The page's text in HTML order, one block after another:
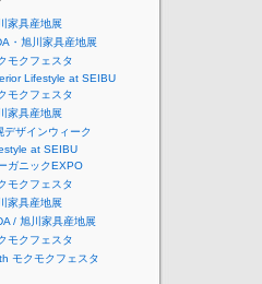
家具産地展
・旭川家具産地展
モクフェスタ
Lifestyle at SEIBU
モクフェスタ
家具産地展
デザインウィーク
at SEIBU
ガニックEXPO
モクフェスタ
家具産地展
/ 旭川家具産地展
モクフェスタ
モクモクフェスタ